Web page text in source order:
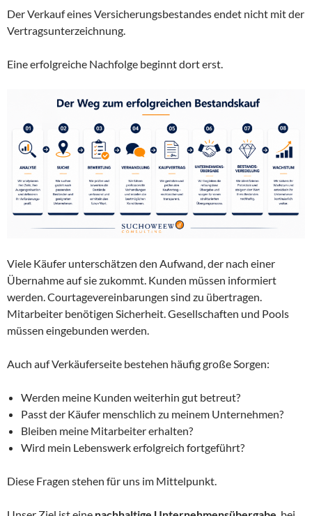
Der Verkauf eines Versicherungsbestandes endet nicht mit der
Vertragsunterzeichnung.
Eine erfolgreiche Nachfolge beginnt dort erst.
Viele Käufer unterschätzen den Aufwand, der nach einer
Übernahme auf sie zukommt. Kunden müssen informiert
werden. Courtagevereinbarungen sind zu übertragen.
Mitarbeiter benötigen Sicherheit. Gesellschaften und Pools
müssen eingebunden werden.
Auch auf Verkäuferseite bestehen häufig große Sorgen:
Werden meine Kunden weiterhin gut betreut?
Passt der Käufer menschlich zu meinem Unternehmen?
Bleiben meine Mitarbeiter erhalten?
Wird mein Lebenswerk erfolgreich fortgeführt?
Diese Fragen stehen für uns im Mittelpunkt.